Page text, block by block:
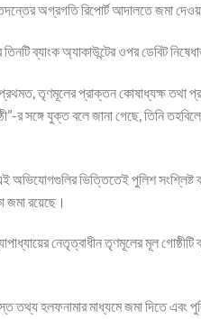
অগ্রগতি রিপোর্ট আদালতে জমা
ব্যাংক অ্যাকাউন্টের ওপর ডেবিট
তৃণমূলের প্রাক্তন কোষাধ্যক্ষ তথা
র সঙ্গে যুক্ত বলে জানা গেছে, তিনি
ভিত্তিতেই পুলিশ সংশ্লিষ্ট
জমা রয়েছে।
নেতৃত্বাধীন তৃণমূলের মূল
তথ্য হলফনামার মাধ্যমে জমা দিতে এবং